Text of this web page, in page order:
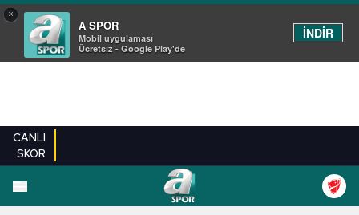
×
A SPOR
Mobil uygulaması
Ücretsiz - Google Play'de
İNDİR
CANLI
SKOR